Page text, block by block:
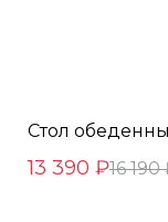
Стол
13 390 ₽16 190